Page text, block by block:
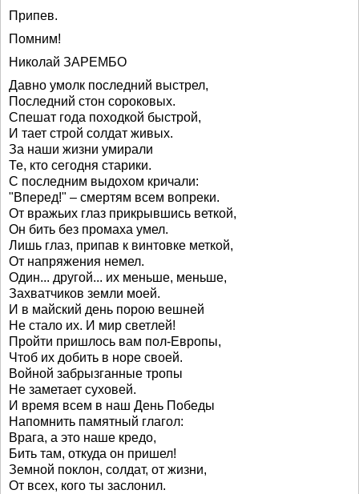
Припев.
Помним!
Николай ЗАРЕМБО
Давно умолк последний выстрел,
Последний стон сороковых.
Спешат года походкой быстрой,
И тает строй солдат живых.
За наши жизни умирали
Те, кто сегодня старики.
С последним выдохом кричали:
"Вперед!" – смертям всем вопреки.
От вражьих глаз прикрывшись веткой,
Он бить без промаха умел.
Лишь глаз, припав к винтовке меткой,
От напряжения немел.
Один... другой... их меньше, меньше,
Захватчиков земли моей.
И в майский день порою вешней
Не стало их. И мир светлей!
Пройти пришлось вам пол-Европы,
Чтоб их добить в норе своей.
Войной забрызганные тропы
Не заметает суховей.
И время всем в наш День Победы
Напомнить памятный глагол:
Врага, а это наше кредо,
Бить там, откуда он пришел!
Земной поклон, солдат, от жизни,
От всех, кого ты заслонил.